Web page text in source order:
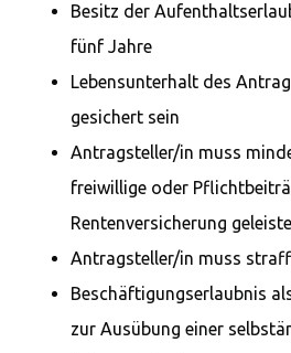
Besitz der
fünf Jahre
Lebensunterhalt des
gesichert sein
Antragsteller/in muss
freiwillige oder
Rentenversicherung
Antragsteller/in muss
Beschäftigungserlaubnis
zur Ausübung einer